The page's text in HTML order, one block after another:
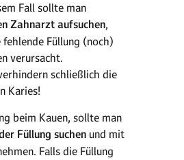
Fall sollte man
Zahnarzt aufsuchen,
Füllung (noch)
verursacht.
schließlich die
Karies!
beim Kauen, sollte man
Füllung suchen und mit
Falls die Füllung